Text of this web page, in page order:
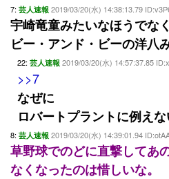
7: 芸人速報 2019/03/20(水) 14:38:13.79
宇崎竜童みたいなほうでな
ビー・アンド・ビーの洋八
22: 芸人速報 2019/03/20(水) 14:57:37.85
>>7
なぜに
ロバートプラントに例え
8: 芸人速報 2019/03/20(水) 14:39:01.94
草野球でのどに直撃してあ
なくなったのは惜しいな。